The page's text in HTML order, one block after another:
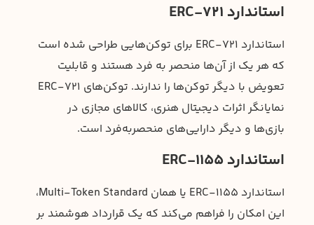
استاندارد ERC-721
استاندارد ERC-721 برای توکن‌هایی طراحی شده است
که هر یک از آن‌ها منحصر به فرد هستند و قابلیت
تعویض با دیگر توکن‌ها را ندارند. توکن‌های ERC-721
نمایانگر اثرات دیجیتال هنری، کالاهای مجازی در
بازی‌ها و دیگر دارایی‌های منحصر‌به‌فرد است.
استاندارد ERC-1155
استاندارد ERC-1155 یا همان Multi-Token Standard،
این امکان را فراهم می‌کند که یک قرارداد هوشمند بر